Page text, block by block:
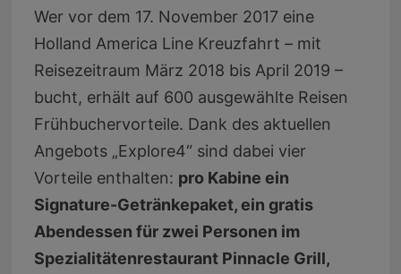
Wer vor dem 17. November 2017 eine
Holland America Line Kreuzfahrt – mit
Reisezeitraum März 2018 bis April 2019 –
bucht, erhält auf 600 ausgewählte Reisen
Frühbuchervorteile. Dank des aktuellen
Angebots „Explore4“ sind dabei vier
Vorteile enthalten: pro Kabine ein
Signature-Getränkepaket, ein gratis
Abendessen für zwei Personen im
Spezialitätenrestaurant Pinnacle Grill,